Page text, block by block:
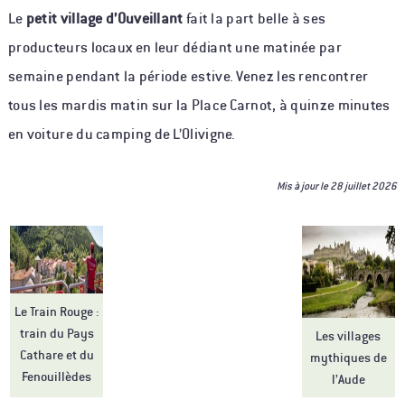
Le petit village d’Ouveillantfait la part belle à ses
producteurs locaux en leur dédiant une matinée par
semaine pendant la période estive. Venez les rencontrer
tous les mardis matin sur la Place Carnot, à quinze minutes
en voiture du camping de L’Olivigne.
Mis à jour le28 juillet 2026
Le Train Rouge :
train du Pays
Cathare et du
Fenouillèdes
Les villages
mythiques de
l’Aude